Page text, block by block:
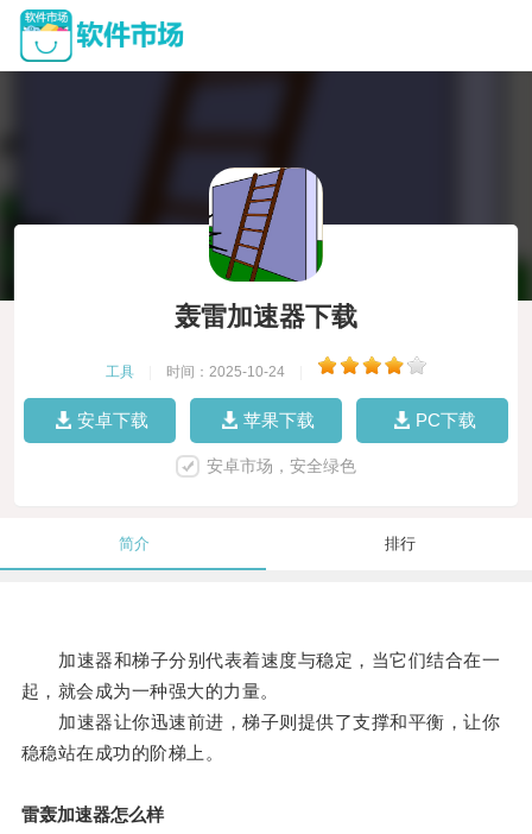
轰雷加速器下载
工具 时间：2025-10-24
安卓下载 苹果下载 PC下载
安卓市场，安全绿色
简介 排行
加速器和梯子分别代表着速度与稳定，当它们结合在一
起，就会成为一种强大的力量。
加速器让你迅速前进，梯子则提供了支撑和平衡，让你
稳稳站在成功的阶梯上。
雷轰加速器怎么样